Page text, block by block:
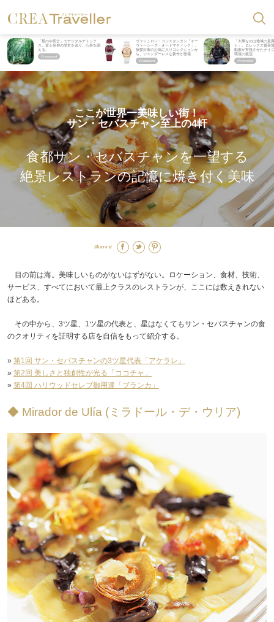
「星のや富士」でデジタルデトック
ス。冨士信仰の歴史を辿り、心身を調
える。
ヴァシュロン・コンスタンタン「オー
ヴァーシーズ・オートマティック」。
旅愛好家のお気に入りコレクションか
ら、ジェンダーレスな新作が登場
「大事なのは地域の意
と」。ロレックス賞受
動家が実現させたナイ
環境の復活
ここが世界一美味しい街！
サン・セバスチャン至上の4軒
食都サン・セバスチャンを一望する
絶景レストランの記憶に焼き付く美味
Share it
目の前は海。美味しいものがないはずがない。ロケーション、食材、技術、
サービス、すべてにおいて最上クラスのレストランが、ここには数えきれない
ほどある。
その中から、3ツ星、1ツ星の代表と、星はなくてもサン・セバスチャンの食
のクオリティを証明する店を自信をもって紹介する。
» 第1回 サン・セバスチャンの3ツ星代表「アケラレ」
» 第2回 美しさと独創性が光る「ココチャ」
» 第4回 ハリウッドセレブ御用達「ブランカ」
◆ Mirador de Ulía (ミラドール・デ・ウリア)